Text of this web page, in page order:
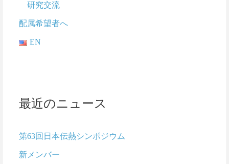
研究交流
配属希望者へ
EN
最近のニュース
第63回日本伝熱シンポジウム
新メンバー